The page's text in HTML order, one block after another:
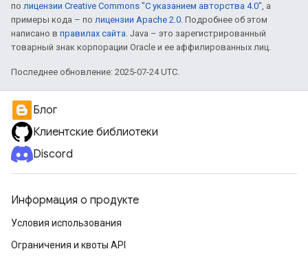
по лицензии Creative Commons "С указанием авторства 4.0", а
примеры кода – по лицензии Apache 2.0. Подробнее об этом
написано в правилах сайта. Java – это зарегистрированный
товарный знак корпорации Oracle и ее аффилированных лиц.
Последнее обновление: 2025-07-24 UTC.
Блог
Клиентские библиотеки
Discord
Информация о продукте
Условия использования
Ограничения и квоты API